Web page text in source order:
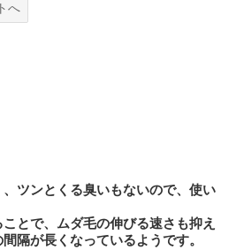
へ
ツンとくる臭いもないので、使い
とで、ムダ毛の伸びる速さも抑え
隔が長くなっているようです。